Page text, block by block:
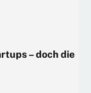
– doch die